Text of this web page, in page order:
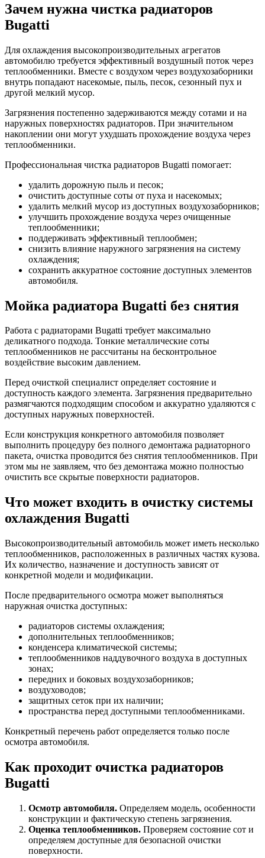
Зачем нужна чистка радиаторов
Bugatti
Для охлаждения высокопроизводительных агрегатов
автомобилю требуется эффективный воздушный поток через
теплообменники. Вместе с воздухом через воздухозаборники
внутрь попадают насекомые, пыль, песок, сезонный пух и
другой мелкий мусор.
Загрязнения постепенно задерживаются между сотами и на
наружных поверхностях радиаторов. При значительном
накоплении они могут ухудшать прохождение воздуха через
теплообменники.
Профессиональная чистка радиаторов Bugatti помогает:
удалить дорожную пыль и песок;
очистить доступные соты от пуха и насекомых;
удалить мелкий мусор из доступных воздухозаборников;
улучшить прохождение воздуха через очищенные
теплообменники;
поддерживать эффективный теплообмен;
снизить влияние наружного загрязнения на систему
охлаждения;
сохранить аккуратное состояние доступных элементов
автомобиля.
Мойка радиатора Bugatti без снятия
Работа с радиаторами Bugatti требует максимально
деликатного подхода. Тонкие металлические соты
теплообменников не рассчитаны на бесконтрольное
воздействие высоким давлением.
Перед очисткой специалист определяет состояние и
доступность каждого элемента. Загрязнения предварительно
размягчаются подходящим способом и аккуратно удаляются с
доступных наружных поверхностей.
Если конструкция конкретного автомобиля позволяет
выполнить процедуру без полного демонтажа радиаторного
пакета, очистка проводится без снятия теплообменников. При
этом мы не заявляем, что без демонтажа можно полностью
очистить все скрытые поверхности радиаторов.
Что может входить в очистку системы
охлаждения Bugatti
Высокопроизводительный автомобиль может иметь несколько
теплообменников, расположенных в различных частях кузова.
Их количество, назначение и доступность зависят от
конкретной модели и модификации.
После предварительного осмотра может выполняться
наружная очистка доступных:
радиаторов системы охлаждения;
дополнительных теплообменников;
конденсера климатической системы;
теплообменников наддувочного воздуха в доступных
зонах;
передних и боковых воздухозаборников;
воздуховодов;
защитных сеток при их наличии;
пространства перед доступными теплообменниками.
Конкретный перечень работ определяется только после
осмотра автомобиля.
Как проходит очистка радиаторов
Bugatti
Осмотр автомобиля. Определяем модель, особенности
конструкции и фактическую степень загрязнения.
Оценка теплообменников. Проверяем состояние сот и
определяем доступные для безопасной очистки
поверхности.